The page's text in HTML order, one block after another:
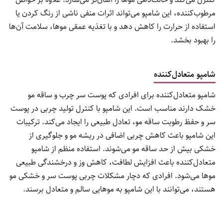
مرطوب‌کننده، این شامپو می‌تواند اثرات منفی ناشی از رنگ کردن یا
استفاده از حرارت را کاهش دهد و با تغذیه عمقی موها، سلامت آن‌ها
را بهبود بخشد.
شامپو متعادل‌کننده
شامپو متعادل‌کننده برای افرادی که پوست سر چرب و ساقه مو
خشک دارند مناسب است. این شامپو با کنترل تولید چربی در پوست
سر و حفظ رطوبت ساقه مو، تعادل طبیعی را ایجاد می‌کند. ترکیبات
این شامپو باعث کاهش چربی اضافی در ریشه مو و جلوگیری از
خشکی بیش از حد ساقه مو می‌شوند. استفاده منظم از شامپو
متعادل‌کننده باعث افزایش لطافت، کاهش وز و درخشندگی طبیعی
موها می‌شود. افرادی که دچار مشکلات چربی پوست سر و خشکی مو
هستند، می‌توانند با این شامپو به موهایی سالم و متعادل برسند.